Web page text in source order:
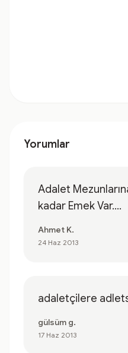
Yorumlar
Adalet
kadar Emek Var....
Ahmet K.
24 Haz 2013
adaletçilere
gülsüm g.
17 Haz 2013